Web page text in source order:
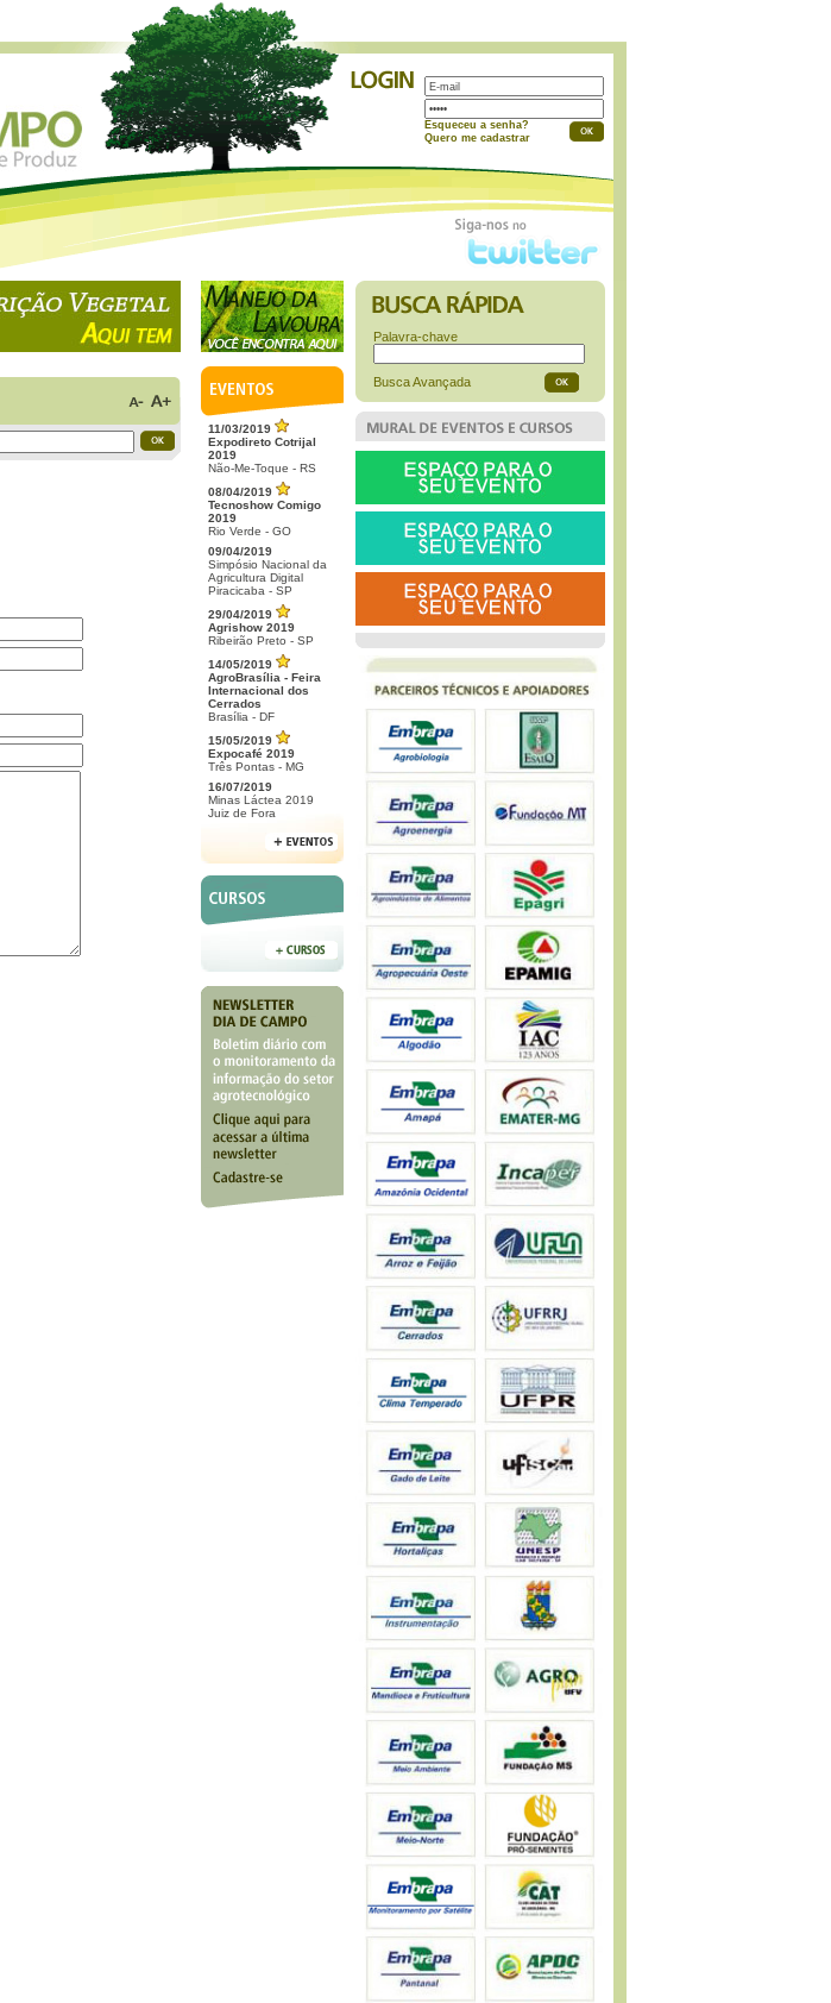
Esqueceu a senha?
Quero me cadastrar
11/03/2019
Expodireto Cotrijal
2019
Não-Me-Toque - RS
08/04/2019
Tecnoshow Comigo
2019
Rio Verde - GO
09/04/2019
Simpósio Nacional da
Agricultura Digital
Piracicaba - SP
29/04/2019
Agrishow 2019
Ribeirão Preto - SP
14/05/2019
AgroBrasília - Feira
Internacional dos
Cerrados
Brasília - DF
15/05/2019
Expocafé 2019
Três Pontas - MG
16/07/2019
Minas Láctea 2019
Juiz de Fora
Palavra-chave
Busca Avançada